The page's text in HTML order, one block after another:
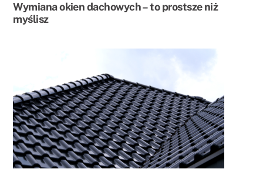
Wymiana okien dachowych – to prostsze niż
myślisz